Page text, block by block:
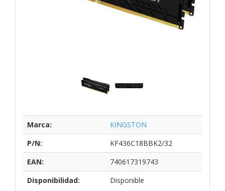
Marca:
KINGSTON
P/N:
KF436C18BBK2/32
EAN:
740617319743
Disponibilidad:
Disponible